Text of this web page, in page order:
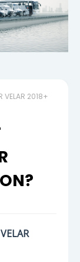
VELAR 2018+